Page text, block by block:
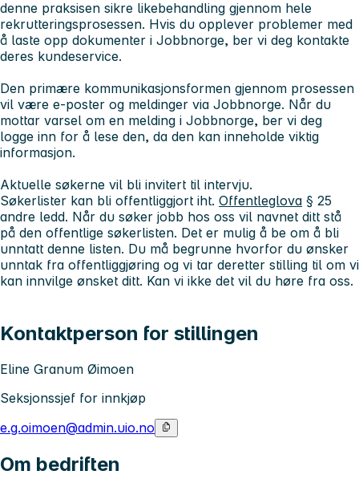
denne praksisen sikre likebehandling gjennom hele
rekrutteringsprosessen. Hvis du opplever problemer med
å laste opp dokumenter i Jobbnorge, ber vi deg kontakte
deres kundeservice.
Den primære kommunikasjonsformen gjennom prosessen
vil være e-poster og meldinger via Jobbnorge. Når du
mottar varsel om en melding i Jobbnorge, ber vi deg
logge inn for å lese den, da den kan inneholde viktig
informasjon.
Aktuelle søkerne vil bli invitert til intervju.
Søkerlister kan bli offentliggjort iht. Offentleglova § 25
andre ledd. Når du søker jobb hos oss vil navnet ditt stå
på den offentlige søkerlisten. Det er mulig å be om å bli
unntatt denne listen. Du må begrunne hvorfor du ønsker
unntak fra offentliggjøring og vi tar deretter stilling til om vi
kan innvilge ønsket ditt. Kan vi ikke det vil du høre fra oss.
Kontaktperson for stillingen
Eline Granum Øimoen
Seksjonssjef for innkjøp
e.g.oimoen@admin.uio.no
Om bedriften